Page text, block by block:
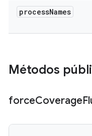
processNames
Métodos
forceCoverage